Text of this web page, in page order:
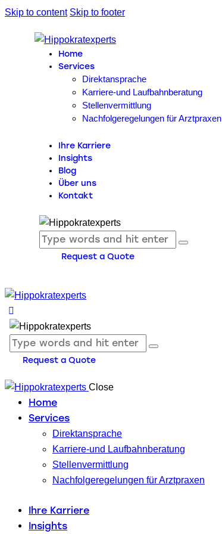
Skip to content Skip to footer
Home
Services
Direktansprache
Karriere-und Laufbahnberatung
Stellenvermittlung
Nachfolgeregelungen für Arztpraxen
Ihre Karriere
Insights
Blog
Über uns
Kontakt
Request a Quote
Request a Quote
Close
Home
Services
Direktansprache
Karriere-und Laufbahnberatung
Stellenvermittlung
Nachfolgeregelungen für Arztpraxen
Ihre Karriere
Insights